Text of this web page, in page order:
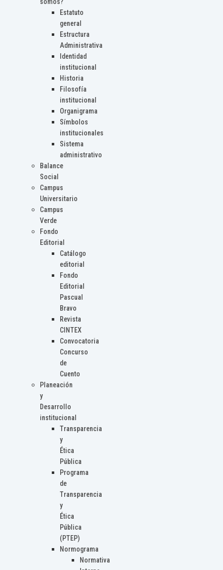
somos?
Estatuto
general
Estructura
Administrativa
Identidad
institucional
Historia
Filosofía
institucional
Organigrama
Símbolos
institucionales
Sistema
administrativo
Balance
Social
Campus
Universitario
Campus
Verde
Fondo
Editorial
Catálogo
editorial
Fondo
Editorial
Pascual
Bravo
Revista
CINTEX
Convocatoria
Concurso
de
Cuento
Planeación
y
Desarrollo
institucional
Transparencia
y
Ética
Pública
Programa
de
Transparencia
y
Ética
Pública
(PTEP)
Normograma
Normativa